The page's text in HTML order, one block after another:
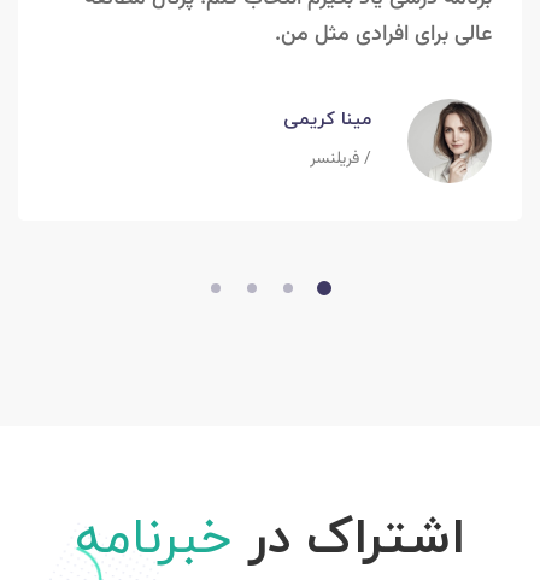
عالی برای افرادی مثل من.
مینا کریمی
/ فریلنسر
اشتراک در خبرنامه